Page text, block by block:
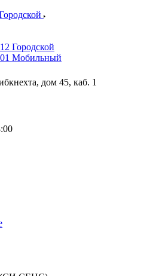
Городской
Мобильный
дом 45, каб. 1